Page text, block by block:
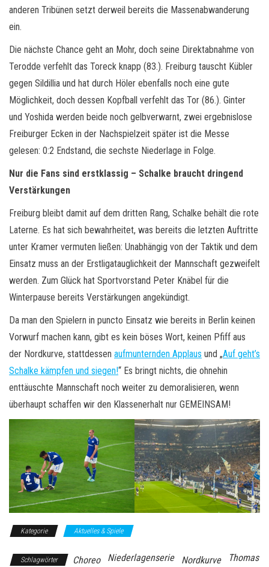
anderen Tribünen setzt derweil bereits die Massenabwanderung
ein.
Die nächste Chance geht an Mohr, doch seine Direktabnahme von
Terodde verfehlt das Toreck knapp (83.). Freiburg tauscht Kübler
gegen Sildillia und hat durch Höler ebenfalls noch eine gute
Möglichkeit, doch dessen Kopfball verfehlt das Tor (86.). Ginter
und Yoshida werden beide noch gelbverwarnt, zwei ergebnislose
Freiburger Ecken in der Nachspielzeit später ist die Messe
gelesen: 0:2 Endstand, die sechste Niederlage in Folge.
Nur die Fans sind erstklassig – Schalke braucht dringend
Verstärkungen
Freiburg bleibt damit auf dem dritten Rang, Schalke behält die rote
Laterne. Es hat sich bewahrheitet, was bereits die letzten Auftritte
unter Kramer vermuten ließen: Unabhängig von der Taktik und dem
Einsatz muss an der Erstligatauglichkeit der Mannschaft gezweifelt
werden. Zum Glück hat Sportvorstand Peter Knäbel für die
Winterpause bereits Verstärkungen angekündigt.
Da man den Spielern in puncto Einsatz wie bereits in Berlin keinen
Vorwurf machen kann, gibt es kein böses Wort, keinen Pfiff aus
der Nordkurve, stattdessen aufmunternden Applaus und „Auf geht’s
Schalke kämpfen und siegen!“ Es bringt nichts, die ohnehin
enttäuschte Mannschaft noch weiter zu demoralisieren, wenn
überhaupt schaffen wir den Klassenerhalt nur GEMEINSAM!
Kategorie Aktuelles & Spiele
Schlagwörter Choreo Niederlagenserie Nordkurve
Thomas